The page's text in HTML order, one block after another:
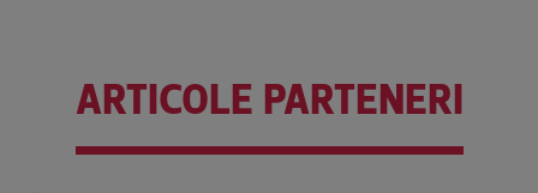
ARTICOLE PARTENERI